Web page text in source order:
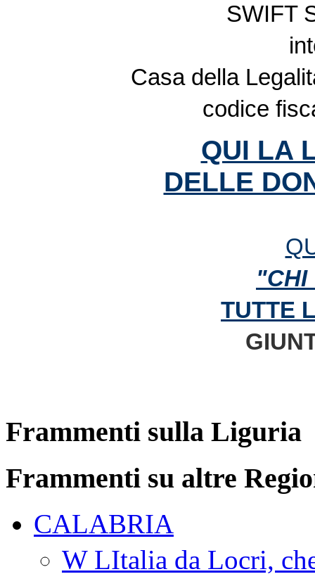
SWIFT
Casa della
codice
QUI LA
DELLE
"CHI
TUTTE
Frammenti sulla Liguria
Frammenti su altre
CALABRIA
W LItalia da Locri,